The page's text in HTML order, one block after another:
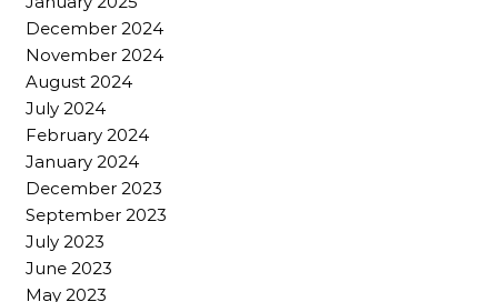
December 2024
November 2024
August 2024
July 2024
February 2024
January 2024
December 2023
September 2023
July 2023
June 2023
May 2023